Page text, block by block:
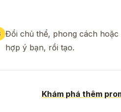
Đổi chủ thể, phong cách hoặc
hợp ý bạn, rồi tạo.
Khám phá thêm